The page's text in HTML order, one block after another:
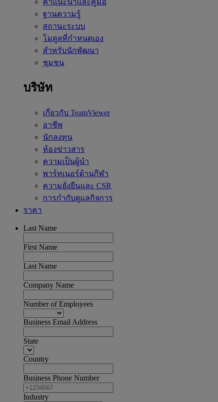
ฐานความรู้
สถานะระบบ
โมดูลที่กำหนดเอง
สำหรับนักพัฒนา
ชุมชน
บริษัท
เกี่ยวกับ TeamViewer
อาชีพ
นักลงทุน
ห้องข่าวสาร
ความเป็นผู้นำ
พาร์ทเนอร์ด้านกีฬา
ความยั่งยืนและ CSR
การกำกับดูแลกิจการ
ราคา
Last Name
First Name
Last Name
Company Name
Number of Employees
Business Email Address
State
Country
Business Phone Number
Industry